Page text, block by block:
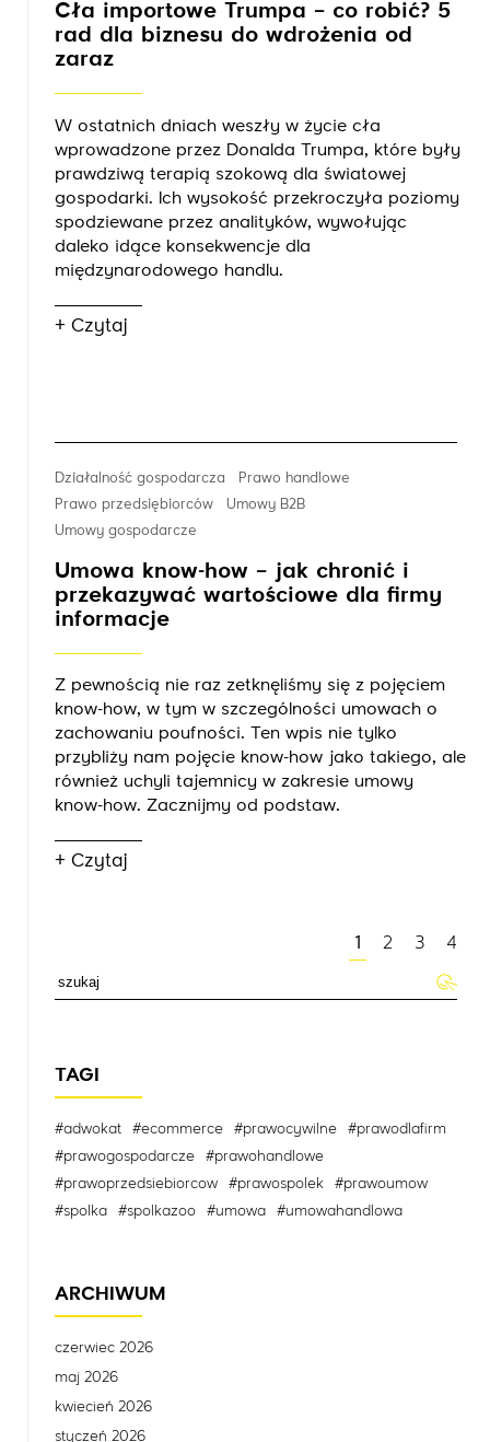
Cła importowe Trumpa – co robić? 5
rad dla biznesu do wdrożenia od
zaraz
W ostatnich dniach weszły w życie cła
wprowadzone przez Donalda Trumpa, które były
prawdziwą terapią szokową dla światowej
gospodarki. Ich wysokość przekroczyła poziomy
spodziewane przez analityków, wywołując
daleko idące konsekwencje dla
międzynarodowego handlu.
+ Czytaj
Działalność gospodarcza
Prawo handlowe
Prawo przedsiębiorców
Umowy B2B
Umowy gospodarcze
Umowa know-how – jak chronić i
przekazywać wartościowe dla firmy
informacje
Z pewnością nie raz zetknęliśmy się z pojęciem
know-how, w tym w szczególności umowach o
zachowaniu poufności. Ten wpis nie tylko
przybliży nam pojęcie know-how jako takiego, ale
również uchyli tajemnicy w zakresie umowy
know-how. Zacznijmy od podstaw.
+ Czytaj
1 2 3 4
TAGI
#adwokat #ecommerce #prawocywilne
#prawodlafirm
#prawogospodarcze
#prawohandlowe
#prawoprzedsiebiorcow
#prawospolek
#prawoumow
#spolka
#spolkazoo #umowa #umowahandlowa
ARCHIWUM
czerwiec 2026
maj 2026
kwiecień 2026
styczeń 2026